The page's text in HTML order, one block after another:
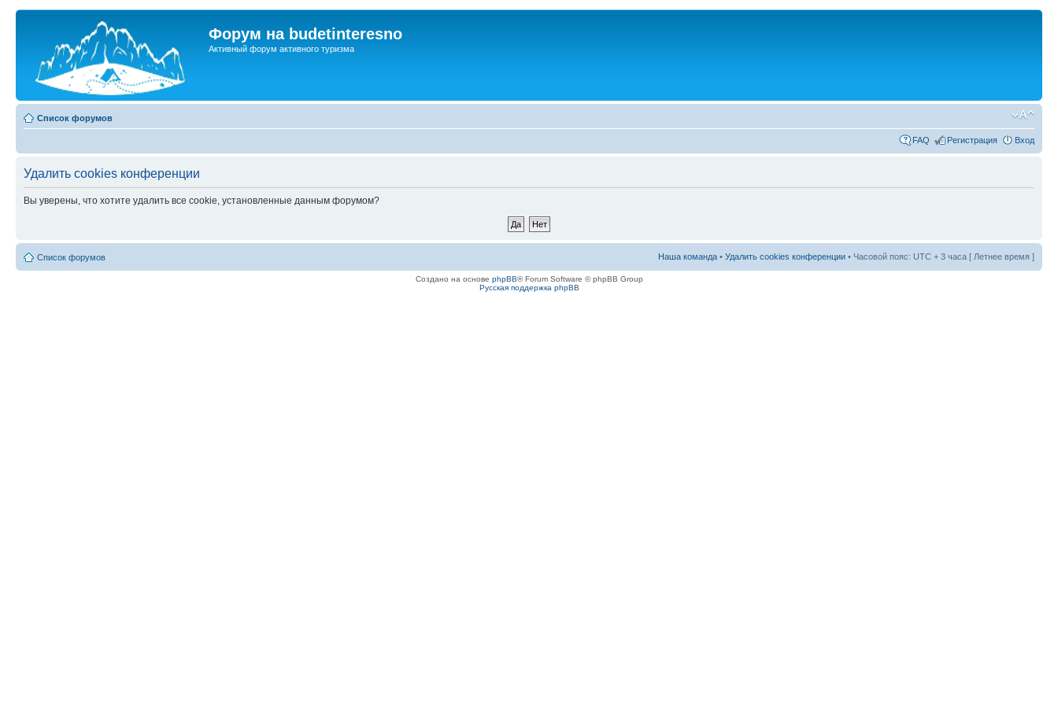
Форум на budetinteresno
Активный форум активного туризма
Список форумов
FAQ Регистрация Вход
Удалить cookies конференции
Вы уверены, что хотите удалить все cookie, установленные данным форумом?
Список форумов Наша команда • Удалить cookies конференции • Часовой пояс: UTC + 3 часа [ Летнее время ]
Создано на основе phpBB® Forum Software © phpBB Group
Русская поддержка phpBB